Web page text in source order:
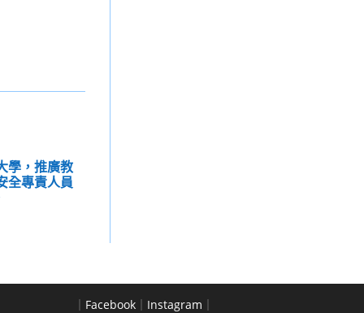
學，推廣教
全專責人員
｜ Facebook ｜ Instagram ｜